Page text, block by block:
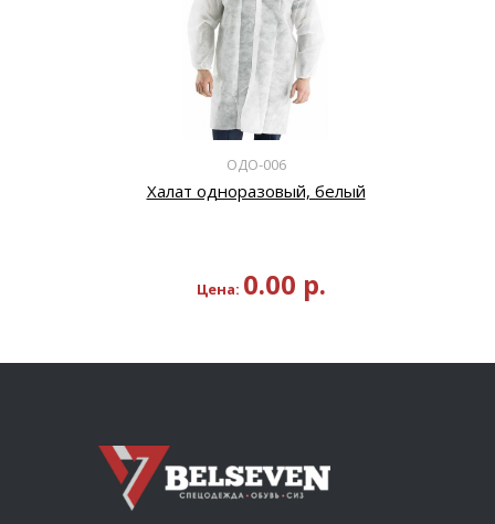
ОДО-006
Халат одноразовый, белый
Цена: 0.00 р.